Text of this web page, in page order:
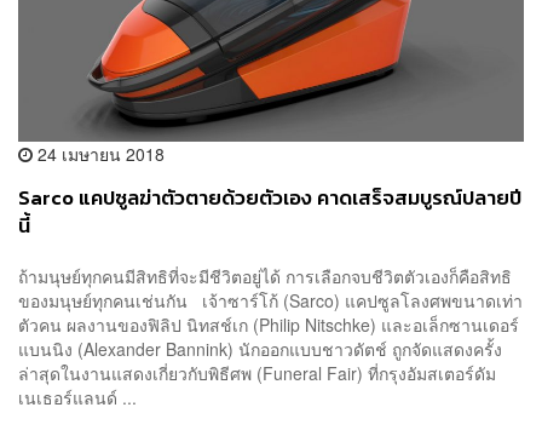
24 เมษายน 2018
Sarco แคปซูลฆ่าตัวตายด้วยตัวเอง คาดเสร็จสมบูรณ์ปลายปี
นี้
ถ้ามนุษย์ทุกคนมีสิทธิที่จะมีชีวิตอยู่ได้ การเลือกจบชีวิตตัวเองก็คือสิทธิ
ของมนุษย์ทุกคนเช่นกัน เจ้าซาร์โก้ (Sarco) แคปซูลโลงศพขนาดเท่า
ตัวคน ผลงานของฟิลิป นิทสช์เก (Philip Nitschke) และอเล็กซานเดอร์
แบนนิง (Alexander Bannink) นักออกแบบชาวดัตช์ ถูกจัดแสดงครั้ง
ล่าสุดในงานแสดงเกี่ยวกับพิธีศพ (Funeral Fair) ที่กรุงอัมสเตอร์ดัม
เนเธอร์แลนด์ ...